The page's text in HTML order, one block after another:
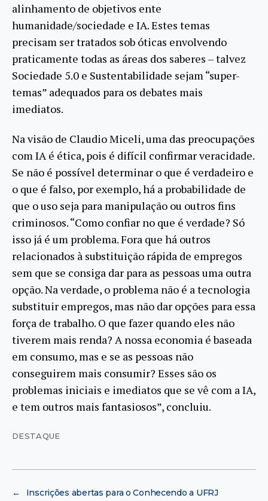
alinhamento de objetivos ente
humanidade/sociedade e IA. Estes temas
precisam ser tratados sob óticas envolvendo
praticamente todas as áreas dos saberes – talvez
Sociedade 5.0 e Sustentabilidade sejam “super-
temas” adequados para os debates mais
imediatos.
Na visão de Claudio Miceli, uma das preocupações
com IA é ética, pois é difícil confirmar veracidade.
Se não é possível determinar o que é verdadeiro e
o que é falso, por exemplo, há a probabilidade de
que o uso seja para manipulação ou outros fins
criminosos. “Como confiar no que é verdade? Só
isso já é um problema. Fora que há outros
relacionados à substituição rápida de empregos
sem que se consiga dar para as pessoas uma outra
opção. Na verdade, o problema não é a tecnologia
substituir empregos, mas não dar opções para essa
força de trabalho. O que fazer quando eles não
tiverem mais renda? A nossa economia é baseada
em consumo, mas e se as pessoas não
conseguirem mais consumir? Esses são os
problemas iniciais e imediatos que se vê com a IA,
e tem outros mais fantasiosos”, concluiu.
DESTAQUE
←
Inscrições abertas para o Conhecendo a UFRJ